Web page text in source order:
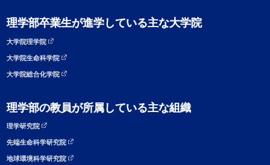
理学部卒業生が進学している主な大学院
大学院理学院
大学院生命科学院
大学院総合化学院
理学部の教員が所属している主な組織
理学研究院
先端生命科学研究院
地球環境科学研究院